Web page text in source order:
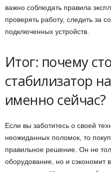
важно соблюдать правила
проверять работу, следить за
подключенных устройств.
Итог: почему
стабилизатор
именно сейчас?
Если вы заботитесь о своей
неожиданных поломок, то
правильное решение. Он не
оборудование, но и сэкономит